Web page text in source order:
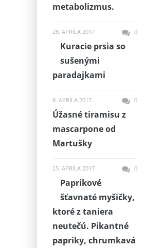
metabolizmus.
28. APRÍLA 2017 0
Kuracie prsia so
sušenými
paradajkami
8. APRÍLA 2017 0
Úžasné tiramisu z
mascarpone od
Martušky
25. APRÍLA 2017 0
Paprikové
šťavnaté myšičky,
ktoré z taniera
neutečú. Pikantné
papriky, chrumkavá